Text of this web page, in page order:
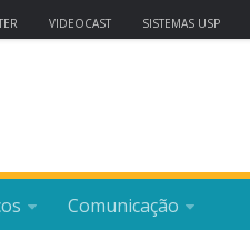
VIDEOCAST SISTEMAS USP
Comunicação